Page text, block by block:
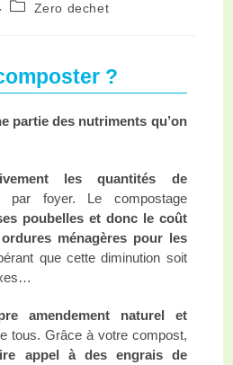
Zero dechet
?
partie des nutriments qu’on
les quantités de
par foyer. Le compostage
poubelles et donc le coût
ménagères pour les
que cette diminution soit
amendement naturel et
tous. Grâce à votre compost,
appel à des engrais de